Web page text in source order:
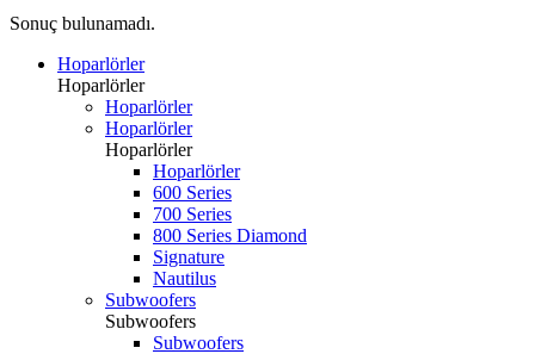
Sonuç bulunamadı.
Hoparlörler
Hoparlörler
Hoparlörler
Hoparlörler
Hoparlörler
Hoparlörler
600 Series
700 Series
800 Series Diamond
Signature
Nautilus
Subwoofers
Subwoofers
Subwoofers